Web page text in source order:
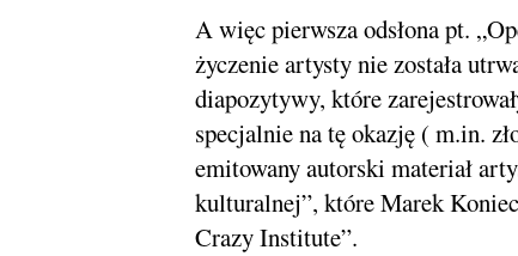
A więc pierwsza odsłona pt.
życzenie artysty nie została
diapozytywy, które
specjalnie na tę okazję ( m.in.
emitowany autorski materiał
kulturalnej”, które Marek
Crazy Institute”.